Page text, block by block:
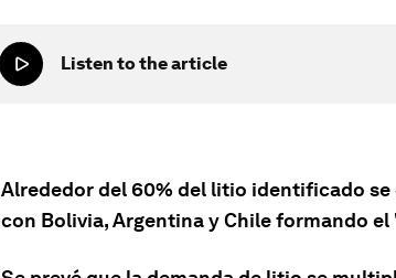
Listen to the article
Alrededor del 60% del litio identificado
con Bolivia, Argentina y Chile formando